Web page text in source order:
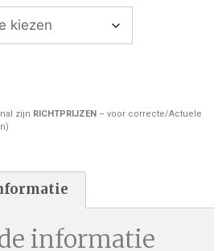
zijn RICHTPRIJZEN – voor correcte/Actuele
informatie